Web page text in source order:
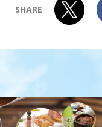
SHARE